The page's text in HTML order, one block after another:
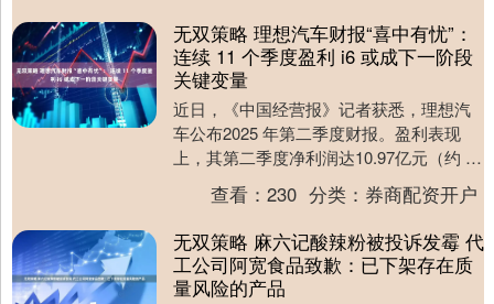
无双策略 理想汽车财报“喜中有忧”：
连续 11 个季度盈利 i6 或成下一阶段
关键变量
近日，《中国经营报》记者获悉，理想汽
车公布2025 年第二季度财报。盈利表现
上，其第二季度净利润达10.97亿元（约 11
亿元），经营利润更同比大幅增长至8.....
查看：230 分类： 券商配资开户
无双策略 麻六记酸辣粉被投诉发霉 代
工公司阿宽食品致歉：已下架存在质
量风险的产品